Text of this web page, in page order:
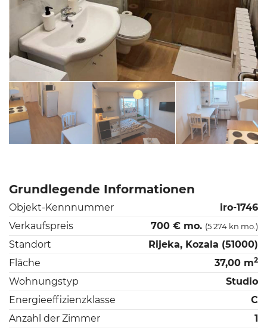
Grundlegende Informationen
Objekt-Kennnummer
iro-1746
Verkaufspreis
700 € mo. (5 274 kn mo.)
Standort
Rijeka, Kozala (51000)
Fläche
37,00 m2
Wohnungstyp
Studio
Energieeffizienzklasse
C
Anzahl der Zimmer
1